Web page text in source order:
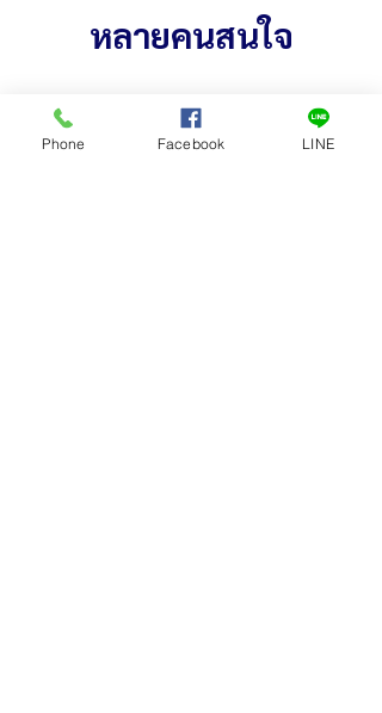
หลายคนสนใจ
Phone Facebook LINE